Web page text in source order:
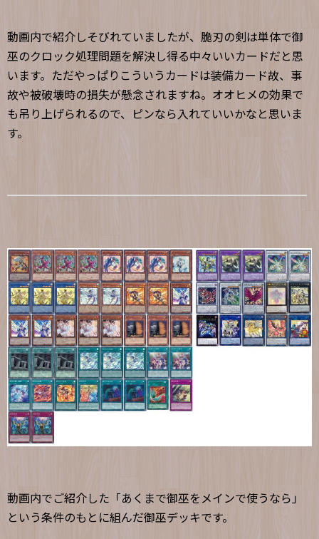
動画内で紹介しそびれていましたが、脆刃の剣は単体で御
巫のクロック処理問題を解決し得る中々いいカードだと思
います。ただやっぱりこういうカードは装備カード故、事
故や被破壊時の損失が懸念されますね。オオヒメの効果で
も吊り上げられるので、ピンなら入れていいかなと思いま
す。
動画内でご紹介した「あくまで御巫をメインで使うなら」
という条件のもとに組んだ御巫デッキです。